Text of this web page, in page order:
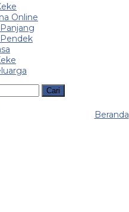
Online
Cari
Beranda